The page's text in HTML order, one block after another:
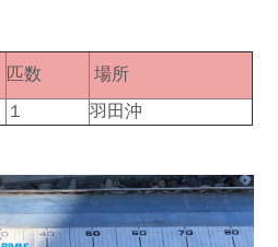
公式ブログ
Company
リンク集
匹数
場所
１ 羽田沖